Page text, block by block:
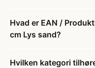
Hvad er EAN /
cm Lys sand?
Hvilken kategori